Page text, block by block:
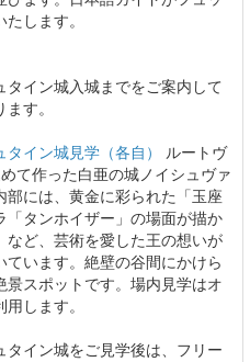
します。
タイン城入城までをご案内して
す。
イン城見学（各自）
ルートヴ
て作った白亜の城ノイシュヴァ
部には、黄金に彩られた「玉座
「タンホイザー」の場面が描か
など、芸術を愛した王の想いが
ています。絶壁の谷間にかけら
景スポットです。場内見学はオ
します。
タイン城をご見学後は、フリー